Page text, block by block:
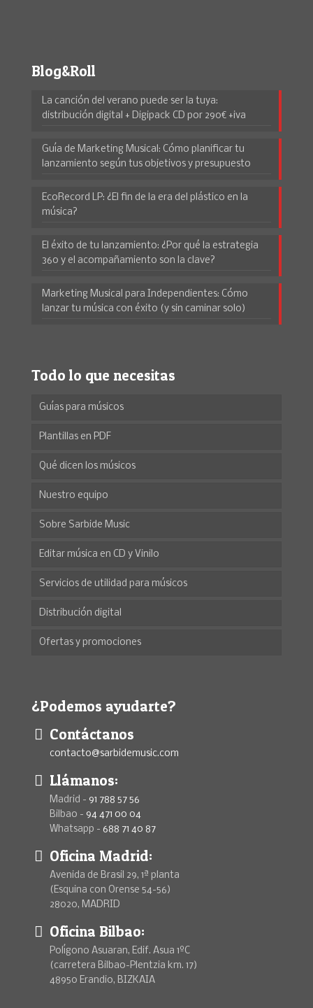
Blog&Roll
La canción del verano puede ser la tuya:
distribución digital + Digipack CD por 290€ +iva
Guía de Marketing Musical: Cómo planificar tu
lanzamiento según tus objetivos y presupuesto
EcoRecord LP: ¿El fin de la era del plástico en la
música?
El éxito de tu lanzamiento: ¿Por qué la estrategia
360 y el acompañamiento son la clave?
Marketing Musical para Independientes: Cómo
lanzar tu música con éxito (y sin caminar solo)
Todo lo que necesitas
Guías para músicos
Plantillas en PDF
Qué dicen los músicos
Nuestro equipo
Sobre Sarbide Music
Editar música en CD y Vinilo
Servicios de utilidad para músicos
Distribución digital
Ofertas y promociones
¿Podemos ayudarte?
Contáctanos
contacto@sarbidemusic.com
Llámanos:
Madrid - 91 788 57 56
Bilbao - 94 471 00 04
Whatsapp - 688 71 40 87
Oficina Madrid:
Avenida de Brasil 29, 1ª planta
(Esquina con Orense 54-56)
28020, MADRID
Oficina Bilbao:
Polígono Asuaran, Edif. Asua 1ºC
(carretera Bilbao-Plentzia km. 17)
48950 Erandio, BIZKAIA